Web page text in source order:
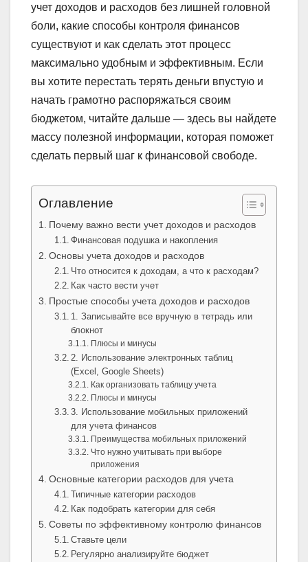
учет доходов и расходов без лишней головной
боли, какие способы контроля финансов
существуют и как сделать этот процесс
максимально удобным и эффективным. Если
вы хотите перестать терять деньги впустую и
начать грамотно распоряжаться своим
бюджетом, читайте дальше — здесь вы найдете
массу полезной информации, которая поможет
сделать первый шаг к финансовой свободе.
Оглавление
Почему важно вести учет доходов и расходов
Финансовая подушка и накопления
Основы учета доходов и расходов
Что относится к доходам, а что к расходам?
Как часто вести учет
Простые способы учета доходов и расходов
1. Записывайте все вручную в тетрадь или
блокнот
Плюсы и минусы
2. Использование электронных таблиц
(Excel, Google Sheets)
Как организовать таблицу учета
Плюсы и минусы
3. Использование мобильных приложений
для учета финансов
Преимущества мобильных приложений
Что нужно учитывать при выборе
приложения
Основные категории расходов для учета
Типичные категории расходов
Как подобрать категории для себя
Советы по эффективному контролю финансов
Ставьте цели
Регулярно анализируйте бюджет